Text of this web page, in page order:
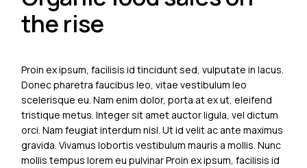
the rise
Proin ex ipsum, facilisis id tincidunt sed, vulputate in lacus.
Donec pharetra faucibus leo, vitae vestibulum leo
scelerisque eu. Nam enim dolor, porta at ex ut, eleifend
tristique metus. Integer sit amet auctor ligula, vel dictum
orci. Nam feugiat interdum nisl. Ut id velit ac ante maximus
gravida. Vivamus lobortis vestibulum mauris a mollis. Nunc
mollis tempus lorem eu pulvinar Proin ex ipsum, facilisis id